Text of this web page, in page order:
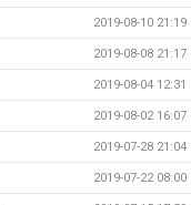
2019-08-10 21:19
2019-08-08 21:17
2019-08-04 12:31
2019-08-02 16:07
2019-07-28 21:04
2019-07-22 08:00